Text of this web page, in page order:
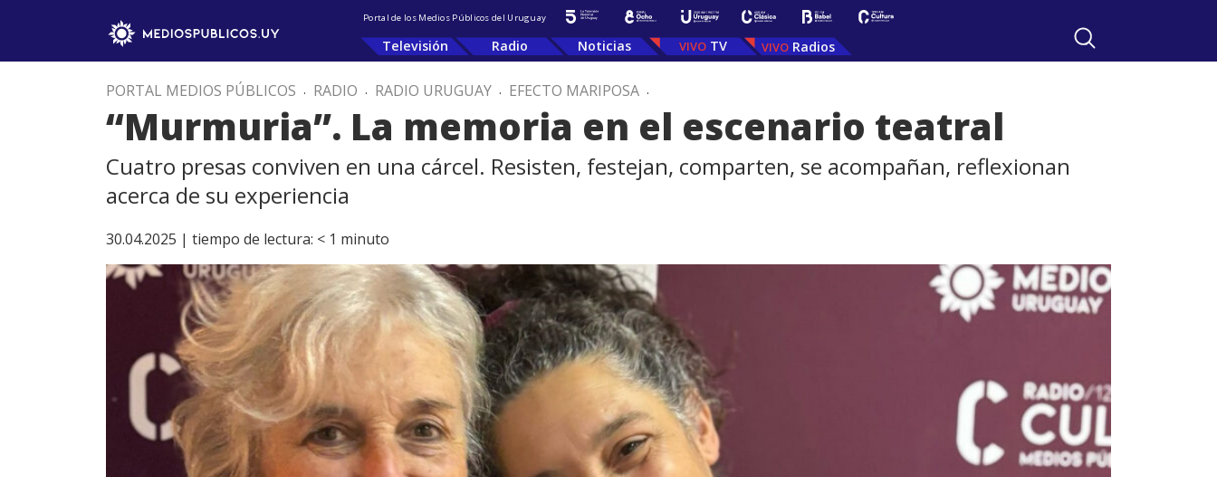
Portal de los Medios Públicos del Uruguay
Televisión Radio Noticias TV Radios
PORTAL MEDIOS PÚBLICOS . RADIO . RADIO URUGUAY . EFECTO MARIPOSA .
“Murmuria”. La memoria en el escenario teatral
Cuatro presas conviven en una cárcel. Resisten, festejan, comparten, se acompañan, reflexionan
acerca de su experiencia
30.04.2025 | tiempo de lectura: < 1 minuto